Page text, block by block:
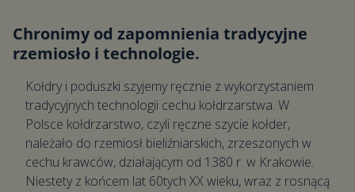
Chronimy od zapomnienia tradycyjne
rzemiosło i technologie.
Kołdry i poduszki szyjemy ręcznie z wykorzystaniem
tradycyjnych technologii cechu kołdrzarstwa. W
Polsce kołdrzarstwo, czyli ręczne szycie kołder,
należało do rzemiosł bieliźniarskich, zrzeszonych w
cechu krawców, działającym od 1380 r. w Krakowie.
Niestety z końcem lat 60tych XX wieku, wraz z rosnącą